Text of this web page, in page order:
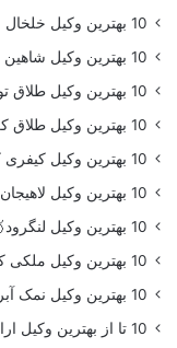
10 بهترین وکیل خلخال 🥇【آپدیت جدید】⚖️
10 بهترین وکیل شاهین شهر🥇【آپدیت جدید】⚖️
10 بهترین وکیل طلاق توافقی کرج 🥇【آپدیت جدید】⚖️
10 بهترین وکیل طلاق کرج 🥇【آپدیت جدید】⚖️
10 بهترین وکیل کیفری کرج 🥇【آپدیت جدید】⚖️
10 بهترین وکیل لاهیجان کیست ؟🥇【آپدیت جدید】⚖️
10 بهترین وکیل لنگرود🥇【آپدیت جدید】⚖️
10 بهترین وکیل ملکی کرج 🥇【آپدیت جدید】⚖️
10 بهترین وکیل نمک آبرود 🥇【آپدیت جدید】⚖️
10 تا از بهترین وکیل اراک 🥇【آپدیت جدید】⚖️